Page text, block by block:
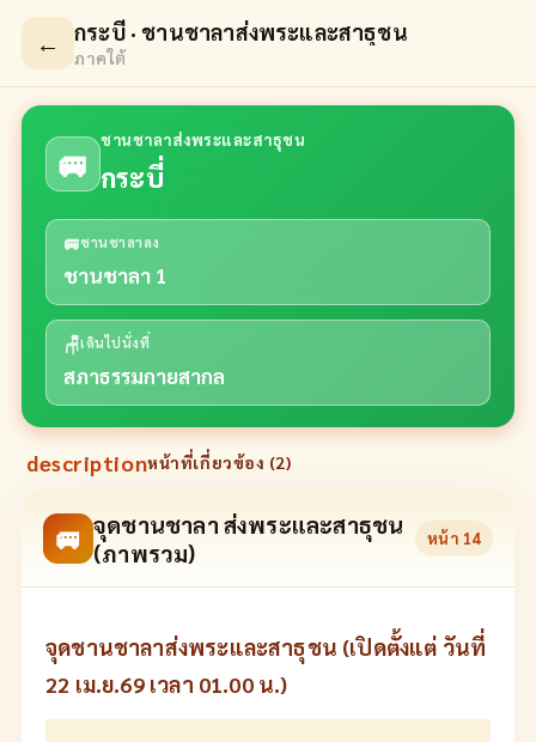
← กระบี่ · ชานชาลาส่งพระและสาธุชน
ภาคใต้
🚐
ชานชาลาส่งพระและสาธุชน
กระบี่
🚐ชานชาลาลง
ชานชาลา 1
🪑เดินไปนั่งที่
สภาธรรมกายสากล
descriptionหน้าที่เกี่ยวข้อง (2)
🚐 จุดชานชาลา ส่งพระและสาธุชน
(ภาพรวม)
หน้า 14
จุดชานชาลาส่งพระและสาธุชน (เปิดตั้งแต่ วันที่
22 เม.ย.69 เวลา 01.00 น.)